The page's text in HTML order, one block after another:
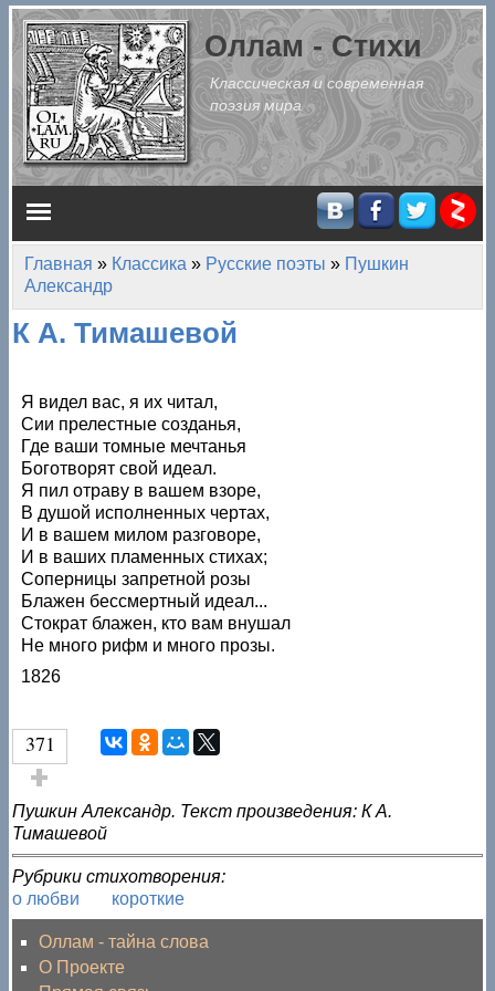
Перейти к основному содержанию
Оллам - Стихи
Классическая и современная
поэзия мира
Главное меню
Вы здесь
Главная » Классика » Русские поэты » Пушкин
Александр
К А. Тимашевой
Я видел вас, я их читал,
Сии прелестные созданья,
Где ваши томные мечтанья
Боготворят свой идеал.
Я пил отраву в вашем взоре,
В душой исполненных чертах,
И в вашем милом разговоре,
И в ваших пламенных стихах;
Соперницы запретной розы
Блажен бессмертный идеал...
Стократ блажен, кто вам внушал
Не много рифм и много прозы.
1826
371
Голос за!
Пушкин Александр. Текст произведения: К А.
Тимашевой
Рубрики стихотворения:
о любви
короткие
Оллам - тайна слова
О Проекте